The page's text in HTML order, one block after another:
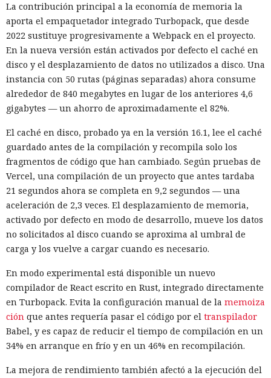
en el equipo, a gestores de contraseñas y al historial del
navegador.
Zenity comunicó los hallazgos a OpenAI ya en enero. La
compañía confirmó que luego reforzó la protección de Atlas
y que aplicó las mismas medidas a las funciones de
navegador en la aplicación ChatGPT. La propia compañía
dejará de mantener Atlas el 9 de agosto. Como alternativa,
ChatGPT o la extensión para Chrome.
En Zenity subrayan que los ataques descritos se basan en la
sustitución de instrucciones dentro de páginas que parecen
normales, por lo que confiar únicamente en las
comprobaciones integradas de la IA no es suficiente: se
necesitan restricciones más estrictas, que no dependan del
criterio del propio modelo, sobre qué acciones y con qué
nivel de acceso puede ejecutar el navegador de forma
Inspecciones que forzarán su
salida del mercado: China toma
represalias contra EE. UU. a
través de Palo Alto Networks
12:43 / 07.08.2026
Otra corporación corre el riesgo de repetir la triste suerte de
La contribución principal a la economía de memoria la
aporta el empaquetador integrado Turbopack, que desde
2022 sustituye progresivamente a Webpack en el proyecto.
En la nueva versión están activados por defecto el caché en
disco y el desplazamiento de datos no utilizados a disco. Una
instancia con 50 rutas (páginas separadas) ahora consume
alrededor de 840 megabytes en lugar de los anteriores 4,6
gigabytes — un ahorro de aproximadamente el 82%.
El caché en disco, probado ya en la versión 16.1, lee el caché
guardado antes de la compilación y recompila solo los
fragmentos de código que han cambiado. Según pruebas de
Vercel, una compilación de un proyecto que antes tardaba
21 segundos ahora se completa en 9,2 segundos — una
aceleración de 2,3 veces. El desplazamiento de memoria,
activado por defecto en modo de desarrollo, mueve los datos
no solicitados al disco cuando se aproxima al umbral de
carga y los vuelve a cargar cuando es necesario.
En modo experimental está disponible un nuevo
compilador de React escrito en Rust, integrado directamente
en Turbopack. Evita la configuración manual de la memoiza
ción que antes requería pasar el código por el transpilador
Babel, y es capaz de reducir el tiempo de compilación en un
34% en arranque en frío y en un 46% en recompilación.
La mejora de rendimiento también afectó a la ejecución del